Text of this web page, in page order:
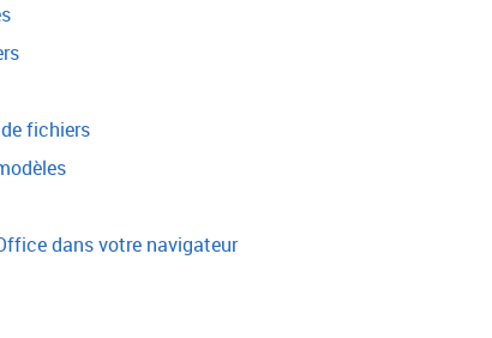
fichiers
dans votre navigateur